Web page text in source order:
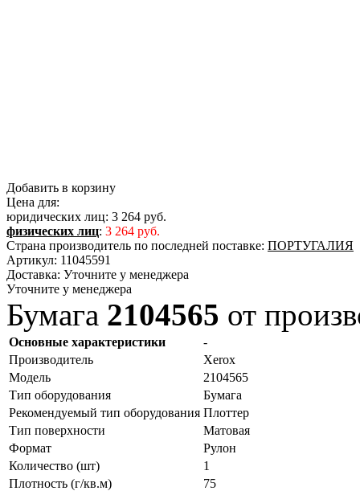
Добавить в корзину
Цена для:
юридических лиц: 3 264 руб.
физических лиц: 3 264 руб.
Страна производитель по последней поставке: ПОРТУГАЛИЯ
Артикул: 11045591
Доставка: Уточните у менеджера
Уточните у менеджера
Бумага 2104565 от
Основные характеристики
-
Производитель
Xerox
Модель
2104565
Тип оборудования
Бумага
Рекомендуемый тип оборудования Плоттер
Тип поверхности
Матовая
Формат
Рулон
Количество (шт)
1
Плотность (г/кв.м)
75